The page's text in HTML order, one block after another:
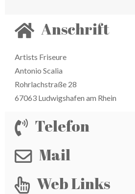
Anschrift
Artists Friseure
Antonio Scalia
Rohrlachstraße 28
67063 Ludwigshafen am Rhein
Telefon
Mail
Web Links